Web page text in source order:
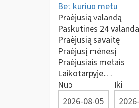
Bet kuriuo metu
Praėjusią valandą
Paskutines 24
Praėjusią savaitę
Praėjusį mėnesį
Praėjusiais metais
Laikotarpyje…
Nuo
Iki